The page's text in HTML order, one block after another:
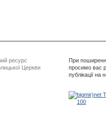
ресурс
Церкви
При
просимо вас
публікації на